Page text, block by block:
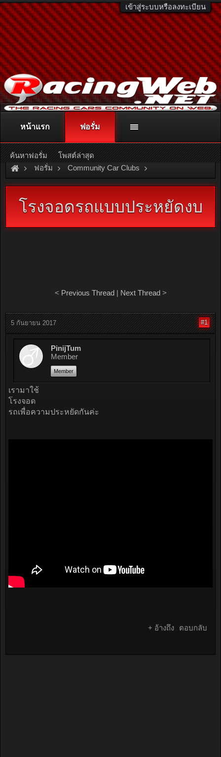
เข้าสู่ระบบหรือลงทะเบียน
ติดต่อลงโฆษณา racingweb@gmail.comหรือโทร. 081-811-1138
หรืออ่านรายละเอียดเพิ่มเติม คลิกที่นี่
ฟอรั่ม Community Car Clubs
Mitsubishi Car Clubs GTO & FTO Sport Cars
โรงจอดรถแบบประหยัดงบ
< Previous Thread| Next Thread>
5 กันยายน 2017 #1
PinijTum
Member
Member
เรามาใช้
โรงจอด
รถเพื่อความประหยัดกันค่ะ
+ อ้างถึง ตอบกลับ
หน้าแรก ฟอรั่ม
ค้นหาฟอรั่ม โพสต์ล่าสุด